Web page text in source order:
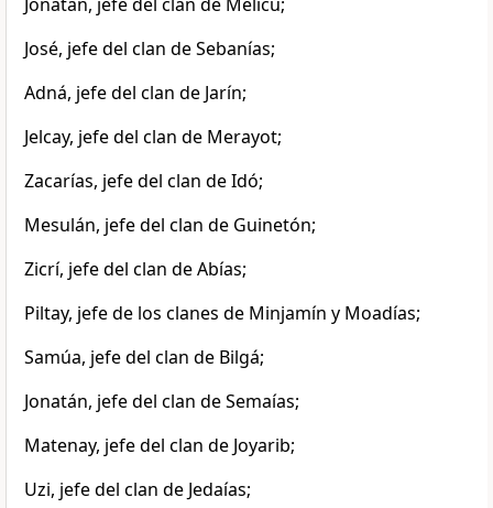
José, jefe del clan de Sebanías;
Adná, jefe del clan de Jarín;
Jelcay, jefe del clan de Merayot;
Zacarías, jefe del clan de Idó;
Mesulán, jefe del clan de Guinetón;
Zicrí, jefe del clan de Abías;
Piltay, jefe de los clanes de Minjamín y Moadías;
Samúa, jefe del clan de Bilgá;
Jonatán, jefe del clan de Semaías;
Matenay, jefe del clan de Joyarib;
Uzi, jefe del clan de Jedaías;